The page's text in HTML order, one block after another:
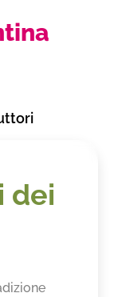
dei